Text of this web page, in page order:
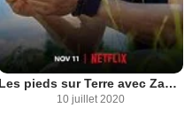
Les pieds sur Terre avec Zac Efron
10 juillet 2020